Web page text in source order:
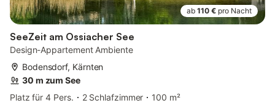
ab 110 € pro Nacht
SeeZeit am Ossiacher See
Design-Appartement Ambiente
Bodensdorf, Kärnten
30 m zum See
Platz für 4 Pers.
2 Schlafzimmer
100 m²